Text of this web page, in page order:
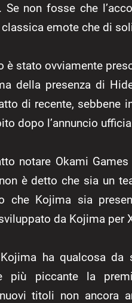
Se non fosse che
emote che di
è stato ovviamente
della presenza di
di recente, sebbene
dopo l’annuncio
notare Okami Games
è detto che sia un
che Kojima sia
da Kojima per
ha qualcosa da
più piccante la
titoli non ancora